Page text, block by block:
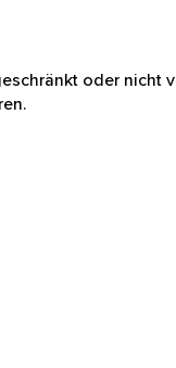
oder nicht